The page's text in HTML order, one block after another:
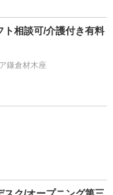
ト相談可/介護付き有料
鎌倉材木座